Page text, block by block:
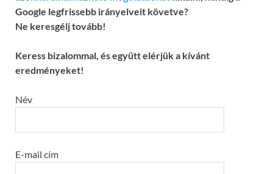
Google legfrissebb irányelveit követve?
Ne keresgélj tovább!
Keress bizalommal, és együtt elérjük a kívánt
eredményeket!
Név
E-mail cím